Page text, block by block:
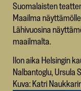
Suomalaisten
Maailma
Lähivuosina
maailmalta.
Ilon aika Helsingin
Nalbantoglu, Ursula
Kuva: Katri